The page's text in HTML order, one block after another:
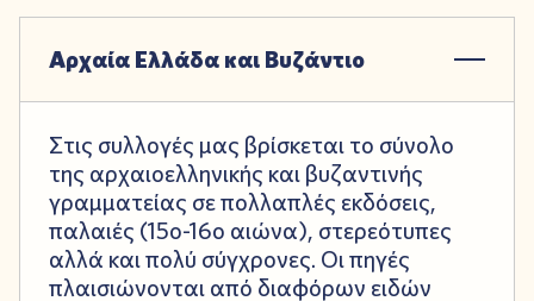
Αρχαία Ελλάδα και Βυζάντιο
Στις συλλογές μας βρίσκεται το σύνολο
της αρχαιοελληνικής και βυζαντινής
γραμματείας σε πολλαπλές εκδόσεις,
παλαιές (15ο-16ο αιώνα), στερεότυπες
αλλά και πολύ σύγχρονες. Οι πηγές
πλαισιώνονται από διαφόρων ειδών